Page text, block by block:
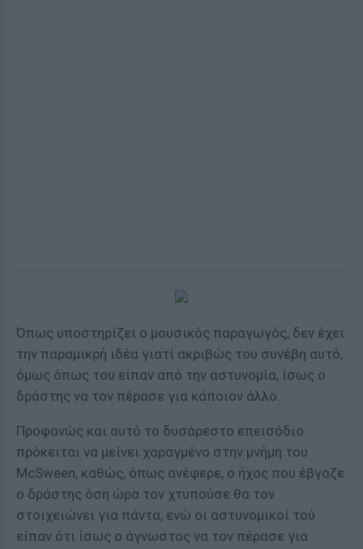
Όπως υποστηρίζει ο μουσικός παραγωγός, δεν έχει
την παραμικρή ιδέα γιατί ακριβώς του συνέβη αυτό,
όμως όπως του είπαν από την αστυνομία, ίσως ο
δράστης να τον πέρασε για κάποιον άλλο.
Προφανώς και αυτό το δυσάρεστο επεισόδιο
πρόκειται να μείνει χαραγμένο στην μνήμη του
McSween, καθώς, όπως ανέφερε, ο ήχος που έβγαζε
ο δράστης όση ώρα τον χτυπούσε θα τον
στοιχειώνει για πάντα, ενώ οι αστυνομικοί τού
είπαν ότι ίσως ο άγνωστος να τον πέρασε για